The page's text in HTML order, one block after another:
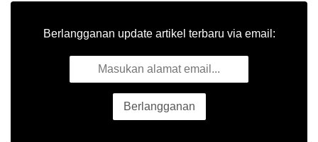
Berlangganan update artikel terbaru via email: